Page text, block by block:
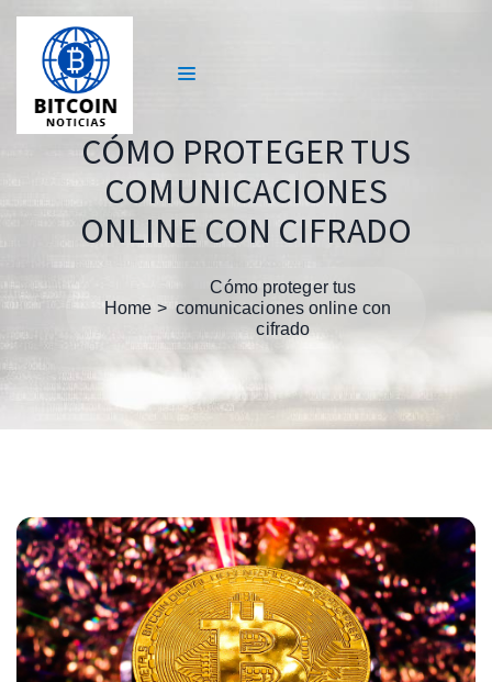
CÓMO PROTEGER TUS
COMUNICACIONES
ONLINE CON CIFRADO
Home
Cómo proteger tus
comunicaciones online con
cifrado
Navegación
de
entradas